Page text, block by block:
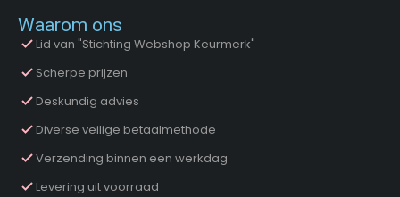
Waarom ons
Lid van "Stichting Webshop Keurmerk"
Scherpe prijzen
Deskundig advies
Diverse veilige betaalmethode
Verzending binnen een werkdag
Levering uit voorraad